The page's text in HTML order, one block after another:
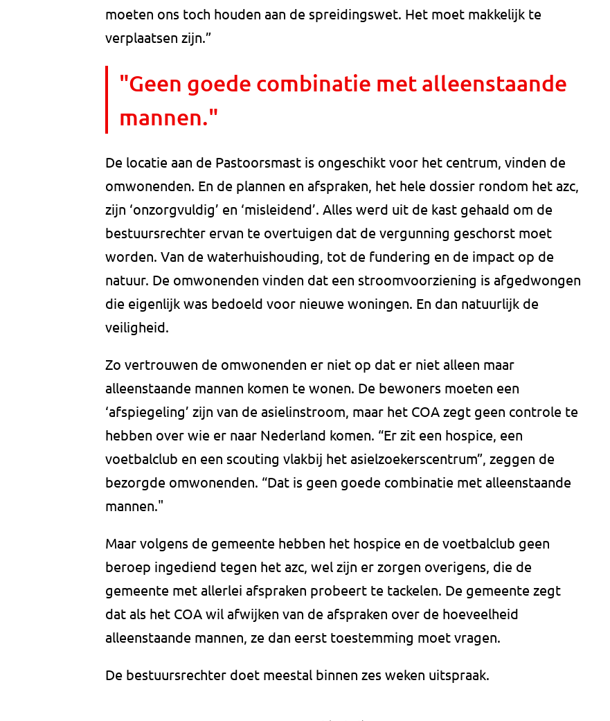
moeten ons toch houden aan de spreidingswet. Het moet makkelijk te
verplaatsen zijn.”
"Geen goede combinatie met alleenstaande
mannen."
De locatie aan de Pastoorsmast is ongeschikt voor het centrum, vinden de
omwonenden. En de plannen en afspraken, het hele dossier rondom het azc,
zijn ‘onzorgvuldig’ en ‘misleidend’. Alles werd uit de kast gehaald om de
bestuursrechter ervan te overtuigen dat de vergunning geschorst moet
worden. Van de waterhuishouding, tot de fundering en de impact op de
natuur. De omwonenden vinden dat een stroomvoorziening is afgedwongen
die eigenlijk was bedoeld voor nieuwe woningen. En dan natuurlijk de
veiligheid.
Zo vertrouwen de omwonenden er niet op dat er niet alleen maar
alleenstaande mannen komen te wonen. De bewoners moeten een
‘afspiegeling’ zijn van de asielinstroom, maar het COA zegt geen controle te
hebben over wie er naar Nederland komen. “Er zit een hospice, een
voetbalclub en een scouting vlakbij het asielzoekerscentrum”, zeggen de
bezorgde omwonenden. “Dat is geen goede combinatie met alleenstaande
mannen."
Maar volgens de gemeente hebben het hospice en de voetbalclub geen
beroep ingediend tegen het azc, wel zijn er zorgen overigens, die de
gemeente met allerlei afspraken probeert te tackelen. De gemeente zegt
dat als het COA wil afwijken van de afspraken over de hoeveelheid
alleenstaande mannen, ze dan eerst toestemming moet vragen.
De bestuursrechter doet meestal binnen zes weken uitspraak.